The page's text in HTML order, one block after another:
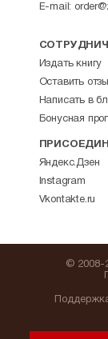
E-mail:
Издать книгу
Оставить
Написать в
Бонусная
Яндекс.Дзен
Instagram
Vkontakte.ru
©